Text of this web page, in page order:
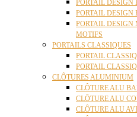
PORTAIL
PORTAIL DESIGN
PORTAIL
MOTIFS
PORTAILS CLASSIQUES
PORTAIL
PORTAIL
CLÔTURES ALUMINIUM
CLÔTURE ALU
CLÔTURE ALU
CLÔTURE ALU